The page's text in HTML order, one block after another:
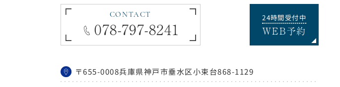
CONTACT
078-797-8241
24時間受付中
WEB予約
〒655-0008兵庫県神戸市垂水区小束台868-1129